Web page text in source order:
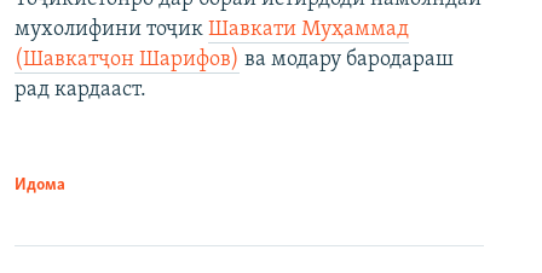
мухолифини тоҷик Шавкати Муҳаммад
(Шавкатҷон Шарифов) ва модару бародараш
рад кардааст.
Идома